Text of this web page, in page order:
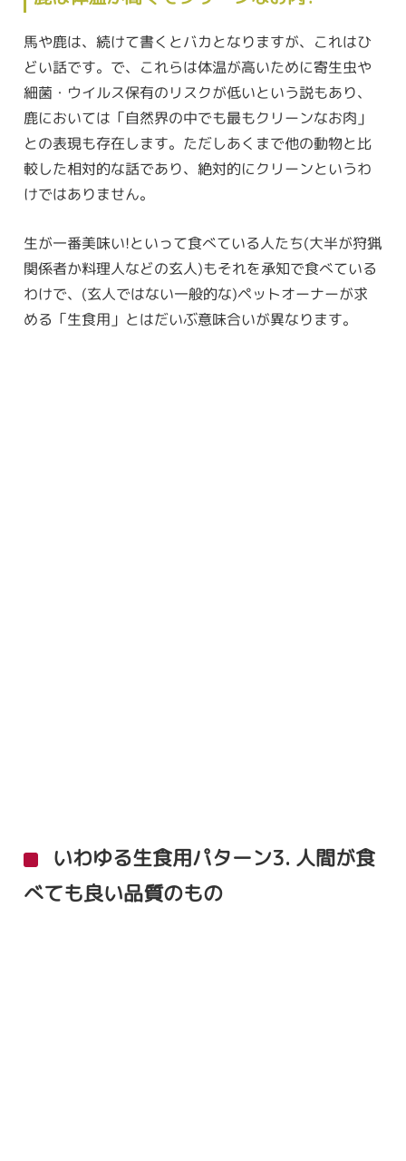
馬や鹿は、続けて書くとバカとなりますが、これはひ
どい話です。で、これらは体温が高いために寄生虫や
細菌・ウイルス保有のリスクが低いという説もあり、
鹿においては「自然界の中でも最もクリーンなお肉」
との表現も存在します。ただしあくまで他の動物と比
較した相対的な話であり、絶対的にクリーンというわ
けではありません。
生が一番美味い!といって食べている人たち(大半が狩猟
関係者か料理人などの玄人)もそれを承知で食べている
わけで、(玄人ではない一般的な)ペットオーナーが求
める「生食用」とはだいぶ意味合いが異なります。
いわゆる生食用パターン3. 人間が食
べても良い品質のもの